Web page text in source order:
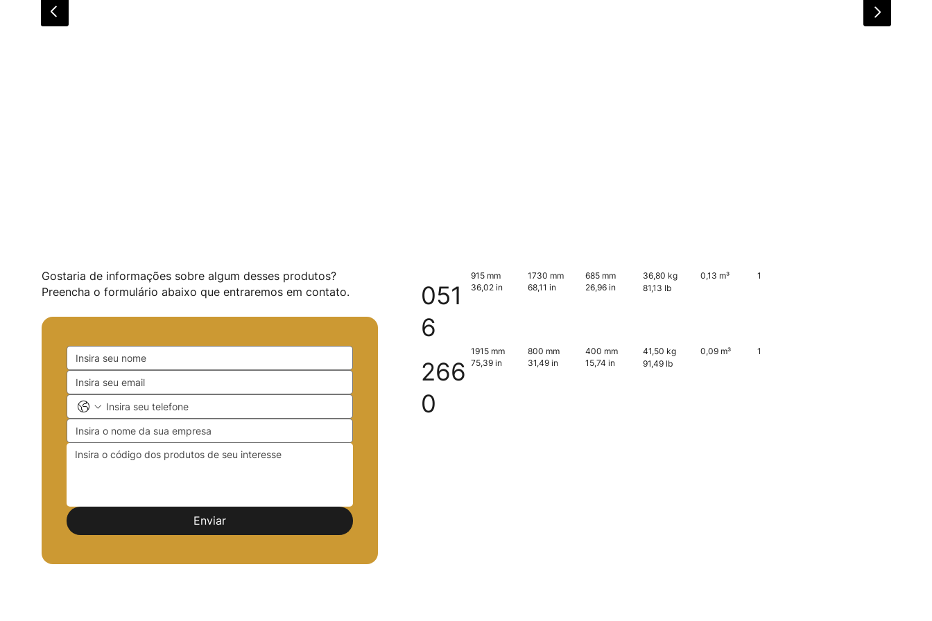
051
6
915 mm
36,02 in
1730 mm
68,11 in
685 mm
26,96 in
36,80 kg
81,13 lb
0,13 m³ 1
266
0
1915 mm
75,39 in
800 mm
31,49 in
400 mm
15,74 in
41,50 kg
91,49 lb
0,09 m³ 1
Gostaria de informações sobre algum desses produtos?
Preencha o formulário abaixo que entraremos em contato.
Enviar